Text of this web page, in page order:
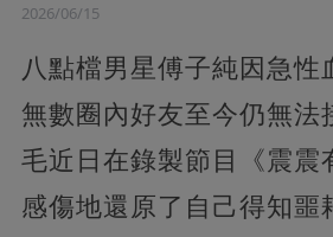
2026/06/15
八點檔男星傅子純因急性
無數圈內好友至今仍無法
毛近日在錄製節目《震震
感傷地還原了自己得知噩